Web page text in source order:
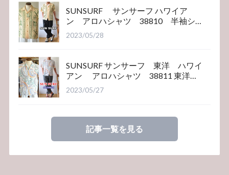
SUNSURF サンサーフ ハワイア
ン アロハシャツ 38810 半袖シ
ャツ
2023/05/28
SUNSURF サンサーフ 東洋 ハワイ
アン アロハシャツ 38811 東洋エ
ンタープライズ
2023/05/27
記事一覧を見る